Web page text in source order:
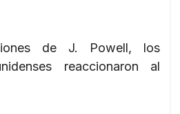
de J. Powell, los
reaccionaron al